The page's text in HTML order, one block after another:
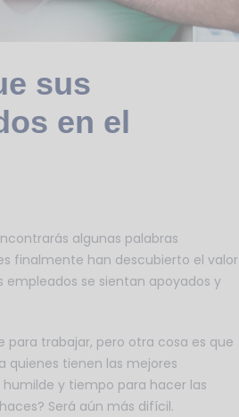
sus
en el
algunas palabras
finalmente han descubierto el valor
se sientan apoyados y
para trabajar, pero otra cosa es que
quienes tienen las mejores
y tiempo para hacer las
Será aún más difícil.